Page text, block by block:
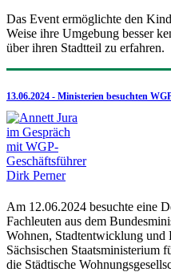
Das Event ermöglichte den
Weise ihre Umgebung besser
über ihren Stadtteil zu erfahren.
13.06.2024 - Ministerien besuchten
Am 12.06.2024 besuchte eine
Fachleuten aus dem
Wohnen, Stadtentwicklung und
Sächsischen Staatsministerium
die Städtische